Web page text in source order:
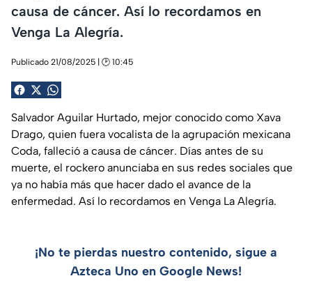
causa de cáncer. Así lo recordamos en
Venga La Alegría.
Publicado 21/08/2025 | 🕑 10:45
Salvador Aguilar Hurtado, mejor conocido como Xava
Drago, quien fuera vocalista de la agrupación mexicana
Coda, falleció a causa de cáncer. Días antes de su
muerte, el rockero anunciaba en sus redes sociales que
ya no había más que hacer dado el avance de la
enfermedad. Así lo recordamos en Venga La Alegría.
¡No te pierdas nuestro contenido, sigue a
Azteca Uno en Google News!